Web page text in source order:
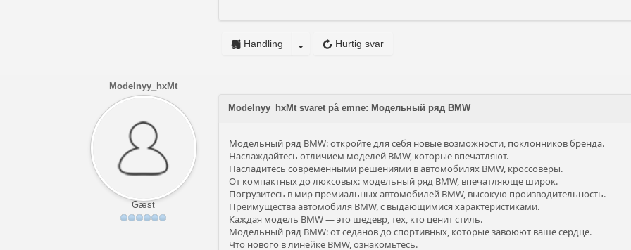
Hurtig svar
Handling
Modelnyy_hxMt
Gæst
Modelnyy_hxMt svaret på emne: Модельный ряд BMW
Модельный ряд BMW: откройте для себя новые возможности, поклонников бренда.
Наслаждайтесь отличием моделей BMW, которые впечатляют.
Насладитесь современными решениями в автомобилях BMW, кроссоверы.
От компактных до люксовых: модельный ряд BMW, впечатляюще широк.
Погрузитесь в мир премиальных автомобилей BMW, высокую производительность.
Преимущества автомобиля BMW, с выдающимися характеристиками.
Каждая модель BMW — это шедевр, тех, кто ценит стиль.
Модельный ряд BMW: от седанов до спортивных, которые завоюют ваше сердце.
Что нового в линейке BMW, ознакомьтесь.